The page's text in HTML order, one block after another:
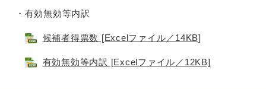
・有効無効等内訳
候補者得票数 [Excelファイル／14KB]
有効無効等内訳 [Excelファイル／12KB]